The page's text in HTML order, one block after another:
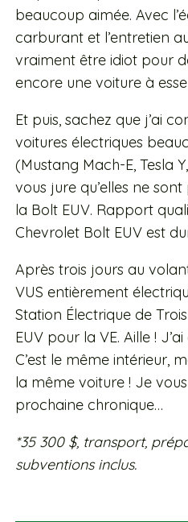
beaucoup aimée. Avec
carburant et l’entretien
vraiment être idiot pour
encore une voiture à
Et puis, sachez que j’ai
voitures électriques
(Mustang Mach-E, Tesla
vous jure qu’elles ne
la Bolt EUV. Rapport
Chevrolet Bolt EUV est
Après trois jours au
VUS entièrement
Station Électrique de
EUV pour la VE. Aille !
C’est le même intérieur,
la même voiture ! Je
prochaine chronique…
*35 300 $, transport,
subventions inclus.